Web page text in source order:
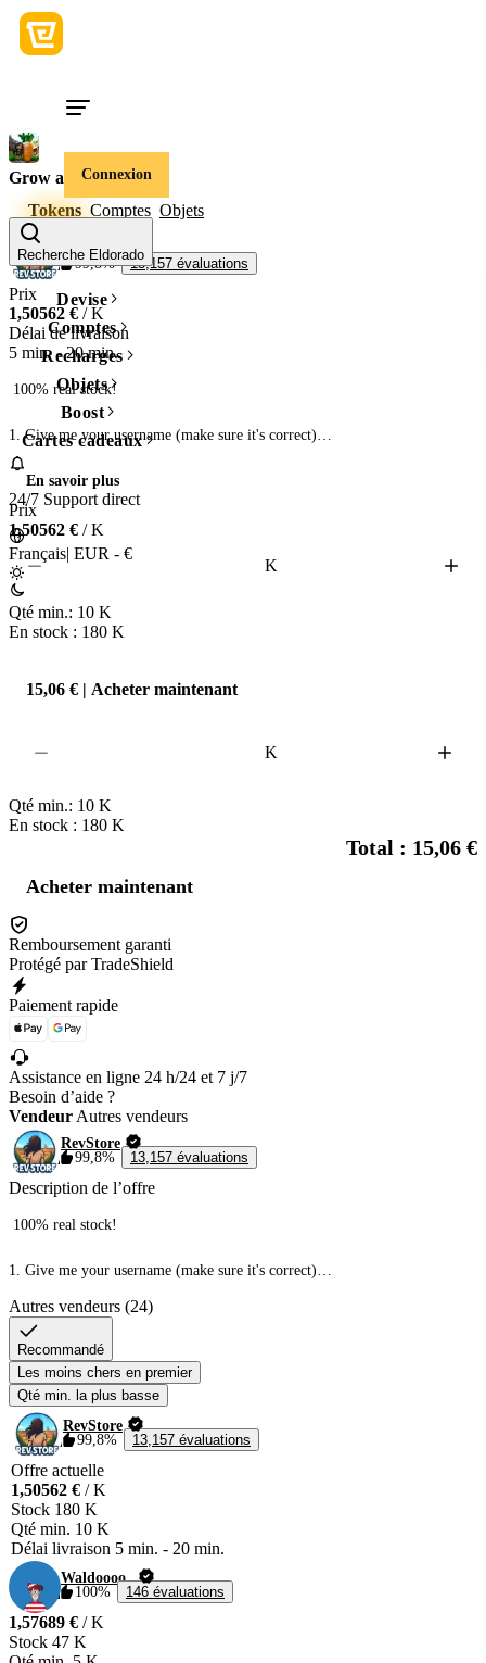
Connexion
Recherche Eldorado
Devise
Comptes
Recharges
Objets
Boost
Cartes cadeaux
24/7 Support direct
Français| EUR - €
Grow a Garden
Tokens Comptes Objets
RevStore
99,8%
13,157 évaluations
Prix
1,50562 € / K
Délai de livraison
5 min.-20 min.
100% real stock!
1. Give me your username (make sure it's correct)
2. Join to my private server
En savoir plus
Prix
1,50562 € / K
K
Qté min.: 10 K
En stock : 180 K
15,06 € | Acheter maintenant
K
Qté min.: 10 K
En stock : 180 K
Total : 15,06 €
Acheter maintenant
Remboursement garanti
Protégé par TradeShield
Paiement rapide
Assistance en ligne 24 h/24 et 7 j/7
Besoin d’aide ?
Vendeur Autres vendeurs
RevStore
99,8%
13,157 évaluations
Description de l’offre
100% real stock!
1. Give me your username (make sure it's correct)
Autres vendeurs (24)
Recommandé
Les moins chers en premier
Qté min. la plus basse
RevStore
99,8%
13,157 évaluations
Offre actuelle
1,50562 € / K
Stock 180 K
Qté min. 10 K
Délai livraison 5 min. - 20 min.
Waldoooo_
100%
146 évaluations
1,57689 € / K
Stock 47 K